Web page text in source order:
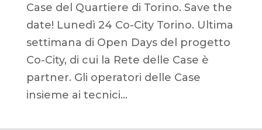
Case del Quartiere di Torino. Save the
date! Lunedì 24 Co-City Torino. Ultima
settimana di Open Days del progetto
Co-City, di cui la Rete delle Case è
partner. Gli operatori delle Case
insieme ai tecnici...